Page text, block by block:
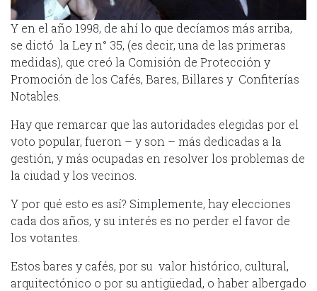
Y en el año 1998, de ahí lo que decíamos más arriba,
se dictó la Ley n° 35, (es decir, una de las primeras
medidas), que creó la Comisión de Protección y
Promoción de los Cafés, Bares, Billares y Confiterías
Notables.
Hay que remarcar que las autoridades elegidas por el
voto popular, fueron – y son – más dedicadas a la
gestión, y más ocupadas en resolver los problemas de
la ciudad y los vecinos.
Y por qué esto es así? Simplemente, hay elecciones
cada dos años, y su interés es no perder el favor de
los votantes.
Estos bares y cafés, por su valor histórico, cultural,
arquitectónico o por su antigüedad, o haber albergado